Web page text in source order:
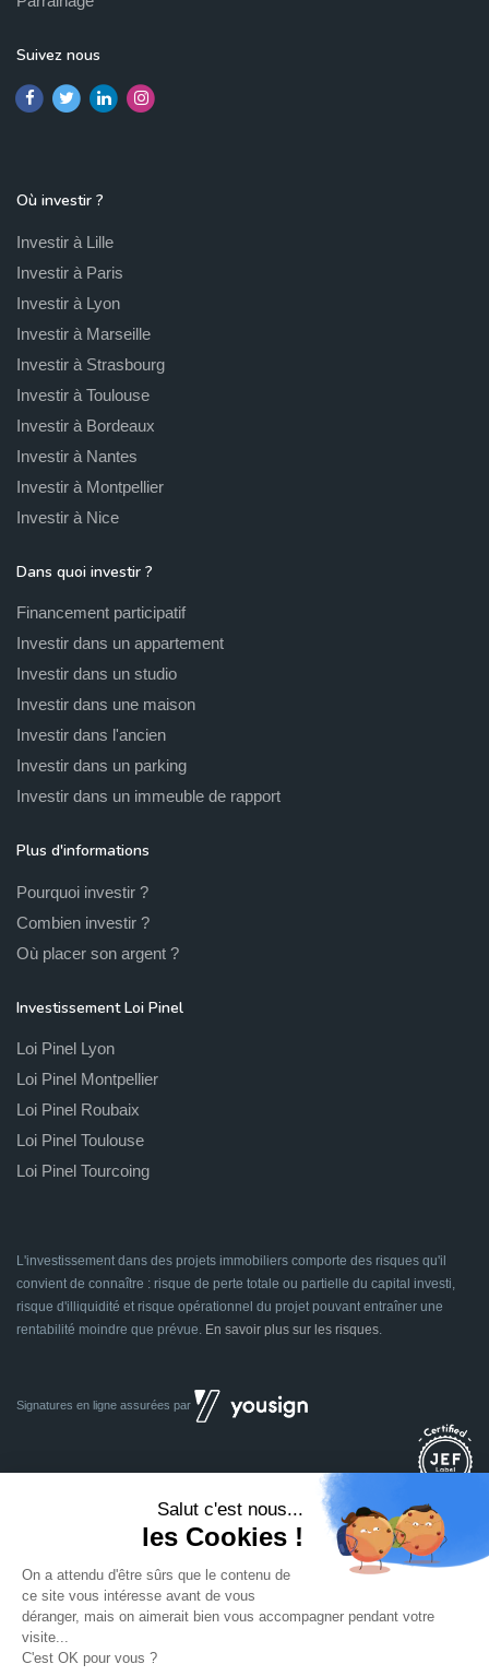
Suivez nous
Où investir ?
Investir à Lille
Investir à Paris
Investir à Lyon
Investir à Marseille
Investir à Strasbourg
Investir à Toulouse
Investir à Bordeaux
Investir à Nantes
Investir à Montpellier
Investir à Nice
Dans quoi investir ?
Financement participatif
Investir dans un appartement
Investir dans un studio
Investir dans une maison
Investir dans l'ancien
Investir dans un parking
Investir dans un immeuble de rapport
Plus d'informations
Pourquoi investir ?
Combien investir ?
Où placer son argent ?
Investissement Loi Pinel
Loi Pinel Lyon
Loi Pinel Montpellier
Loi Pinel Roubaix
Loi Pinel Toulouse
Loi Pinel Tourcoing
L'investissement dans des projets immobiliers comporte des risques qu'il
convient de connaître : risque de perte totale ou partielle du capital investi,
risque d'illiquidité et risque opérationnel du projet pouvant entraîner une
rentabilité moindre que prévue. En savoir plus sur les risques
Signatures en ligne assurées par
Conçu avec à Euratechnologies 59000 Lille
Mentions légales CGU CGV Confidentialité Cookies
Mettre à jour les préférences des cookies